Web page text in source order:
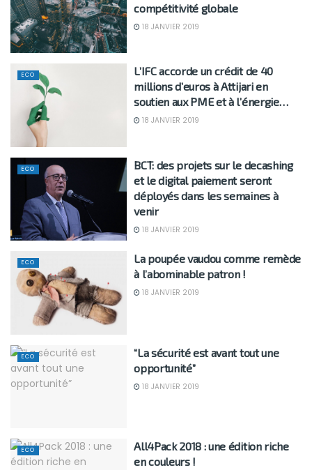
compétitivité globale
18 JANVIER 2019
ECO
L’IFC accorde un crédit de 40
millions d’euros à Attijari en
soutien aux PME et à l’énergie…
18 JANVIER 2019
ECO
BCT: des projets sur le decashing
et le digital paiement seront
déployés dans les semaines à
venir
18 JANVIER 2019
ECO
La poupée vaudou comme remède
à l’abominable patron !
18 JANVIER 2019
ECO
“La sécurité est avant tout une
opportunité”
18 JANVIER 2019
ECO
All4Pack 2018 : une édition riche
en couleurs !